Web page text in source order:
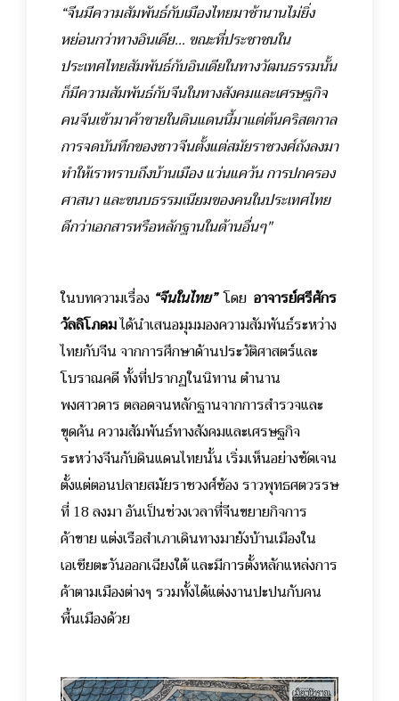
“จีนมีความสัมพันธ์กับเมืองไทยมาช้านานไม่ยิ่ง
หย่อนกว่าทางอินเดีย… ขณะที่ประชาชนใน
ประเทศไทยสัมพันธ์กับอินเดียในทางวัฒนธรรมนั้น
ก็มีความสัมพันธ์กับจีนในทางสังคมและเศรษฐกิจ
คนจีนเข้ามาค้าขายในดินแดนนี้มาแต่ต้นคริสตกาล
การจดบันทึกของชาวจีนตั้งแต่สมัยราชวงศ์ถังลงมา
ทำให้เราทราบถึงบ้านเมือง แว่นแคว้น การปกครอง
ศาสนา และขนบธรรมเนียมของคนในประเทศไทย
ดีกว่าเอกสารหรือหลักฐานในด้านอื่นๆ"
ในบทความเรื่อง “จีนในไทย”โดย อาจารย์ศรีศักร
วัลลิโภดมได้นำเสนอมุมมองความสัมพันธ์ระหว่าง
ไทยกับจีน จากการศึกษาด้านประวัติศาสตร์และ
โบราณคดี ทั้งที่ปรากฏในนิทาน ตำนาน
พงศาวดาร ตลอดจนหลักฐานจากการสำรวจและ
ขุดค้นความสัมพันธ์ทางสังคมและเศรษฐกิจ
ระหว่างจีนกับดินแดนไทยนั้น เริ่มเห็นอย่างชัดเจน
ตั้งแต่ตอนปลายสมัยราชวงศ์ซ้อง ราวพุทธศตวรรษ
ที่ 18 ลงมา อันเป็นช่วงเวลาที่จีนขยายกิจการ
ค้าขาย แต่งเรือสำเภาเดินทางมายังบ้านเมืองใน
เอเชียตะวันออกเฉียงใต้ และมีการตั้งหลักแหล่งการ
ค้าตามเมืองต่างๆ รวมทั้งได้แต่งงานปะปนกับคน
พื้นเมืองด้วย